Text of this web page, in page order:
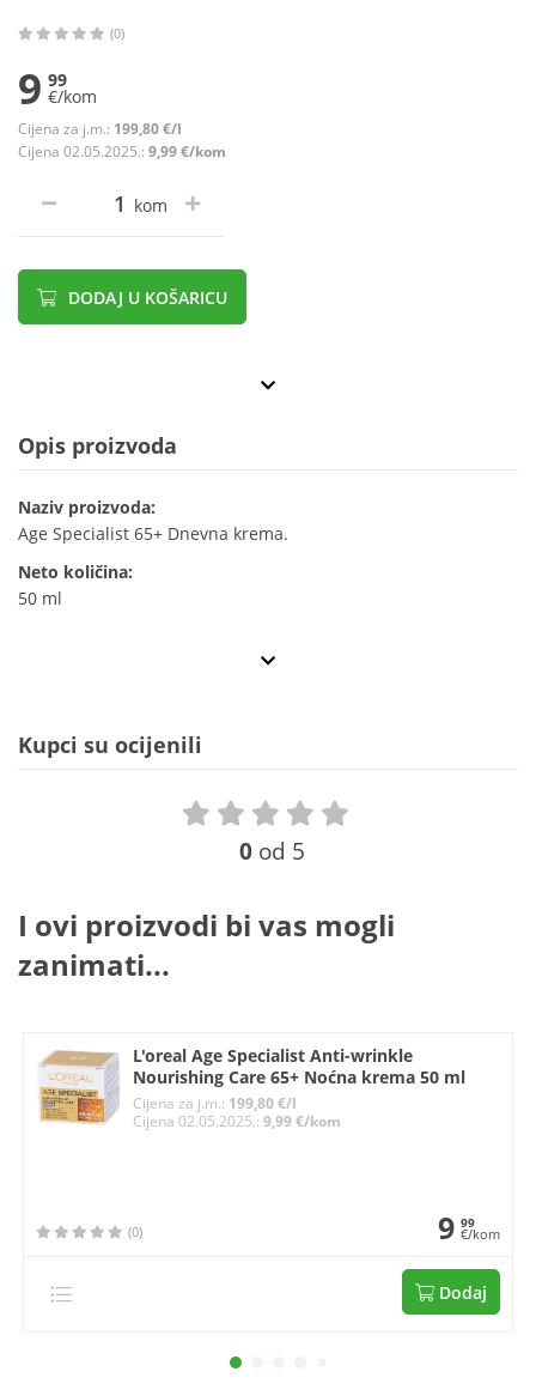
(0)
9 99
€/kom
Cijena za j.m.: 199,80 €/l
Cijena 02.05.2025.: 9,99 €/kom
kom
DODAJ U KOŠARICU
Opis proizvoda
Naziv proizvoda:
Age Specialist 65+ Dnevna krema.
Neto količina:
50 ml
Kupci su ocijenili
0 od 5
I ovi proizvodi bi vas mogli
zanimati...
L'oreal Age Specialist Anti-wrinkle
Nourishing Care 65+ Noćna krema 50 ml
Cijena za j.m.: 199,80 €/l
Cijena 02.05.2025.:9,99 €/kom
(0) 9 99
€/kom
Dodaj